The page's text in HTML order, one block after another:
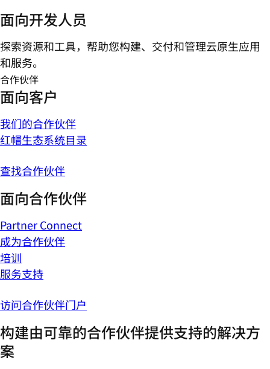
面向开发人员
探索资源和工具，帮助您构建、交付和管理云原生应用
和服务。
合作伙伴
面向客户
我们的合作伙伴
红帽生态系统目录
查找合作伙伴
面向合作伙伴
Partner Connect
成为合作伙伴
培训
服务支持
访问合作伙伴门户
构建由可靠的合作伙伴提供支持的解决方
案